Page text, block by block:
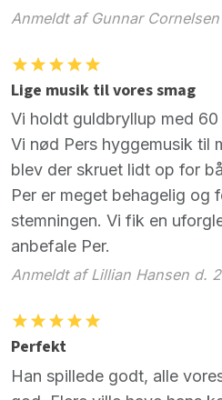
Anmeldt af Gunnar
Lige musik til vores smag
Vi holdt guldbryllup med
Vi nød Pers hyggemusik til
blev der skruet lidt op for
Per er meget behagelig og
stemningen. Vi fik en
anbefale Per.
Anmeldt af Lillian Hansen d.
Perfekt
Han spillede godt, alle